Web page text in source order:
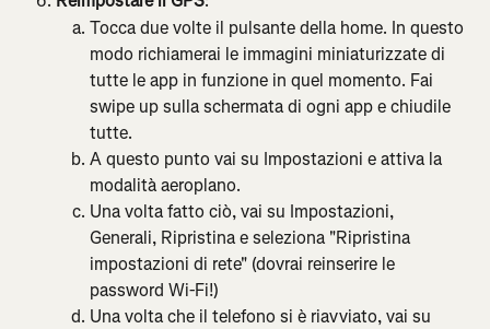
Tocca due volte il pulsante della home. In questo
modo richiamerai le immagini miniaturizzate di
tutte le app in funzione in quel momento. Fai
swipe up sulla schermata di ogni app e chiudile
tutte.
A questo punto vai su Impostazioni e attiva la
modalità aeroplano.
Una volta fatto ciò, vai su Impostazioni,
Generali, Ripristina e seleziona "Ripristina
impostazioni di rete" (dovrai reinserire le
password Wi-Fi!)
Una volta che il telefono si è riavviato, vai su